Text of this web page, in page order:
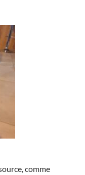
comme